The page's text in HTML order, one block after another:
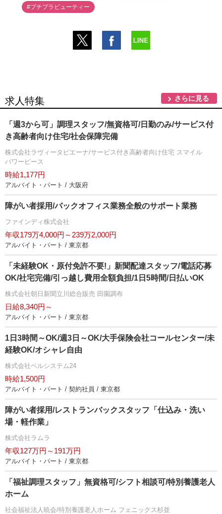
#プチプラビューティー
求人特集 さらに見る
「週3から可」調理スタッフ/無資格可/日勤のみ/サービス付
き高齢者向け住宅/社会保障完備
株式会社ラヴィータピエーナ/サービス付き高齢者向け住宅 スマイル
パワーピース
時給1,177円
アルバイト・パート / 大阪府
障がい者採用/バックオフィス業務全般のサポート業務
ファインディ株式会社
年収179万4,000円～239万2,000円
アルバイト・パート / 東京都
「未経験OK・原付免許不要!」新聞配達スタッフ/電話応募
OK/社宅完備/引っ越し費用全額負担/1日5時間/日払いOK
株式会社朝日新聞立川総合販売 田園調布
日給8,340円～
アルバイト・パート / 東京都
1日3時間～OK/週3日～OK/大手保険会社コールセンター/未
経験OK/オシャレ自由
株式会社ベルシステム24
時給1,500円
アルバイト・パート / 契約社員 / 東京都
障がい者採用/レストランバックスタッフ「仕込み・洗い
場・軽作業」
株式会社ラムラ
年収127万円～191万円
アルバイト・パート / 東京都
「福祉調理スタッフ」無資格可/シフト相談可/特別養護老人
ホーム
社会福祉法人暁会/特別養護老人ホーム フェニックス杉並